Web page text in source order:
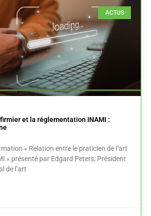
ACTUS
et la réglementation INAMI :
« Relation entre le praticien de l’art
» présenté par Edgard Peters, Président
de l’art